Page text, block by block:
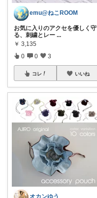
emu@ねこROOM
お気に入りのアクセを優しく守
る、刺繍とレー ...
￥ 3,135
0 0 3
コレ いいね
オカンゆう